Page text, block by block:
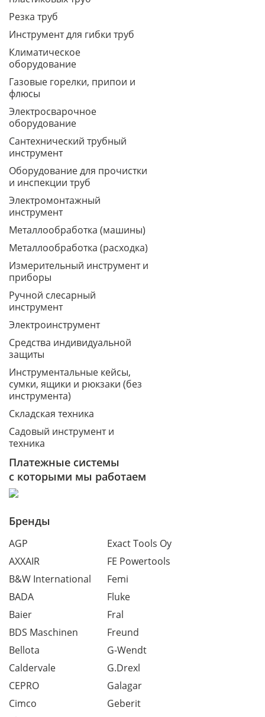
Резка труб
Инструмент для гибки труб
Климатическое
оборудование
Газовые горелки, припои и
флюсы
Электросварочное
оборудование
Сантехнический трубный
инструмент
Оборудование для прочистки
и инспекции труб
Электромонтажный
инструмент
Металлообработка (машины)
Металлообработка (расходка)
Измерительный инструмент и
приборы
Ручной слесарный
инструмент
Электроинструмент
Средства индивидуальной
защиты
Инструментальные кейсы,
сумки, ящики и рюкзаки (без
инструмента)
Складская техника
Садовый инструмент и
техника
Платежные системы
с которыми мы работаем
Бренды
AGP
AXXAIR
B&W International
BADA
Baier
BDS Maschinen
Bellota
Caldervale
CEPRO
Cimco
Exact Tools Oy
FE Powertools
Femi
Fluke
Fral
Freund
G-Wendt
G.Drexl
Galagar
Geberit